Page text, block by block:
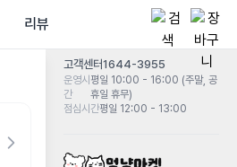
리뷰
고객센터1644-3955
운영시
간
평일 10:00 - 16:00 (주말, 공
휴일 휴무)
점심시간평일 12:00 - 13:00